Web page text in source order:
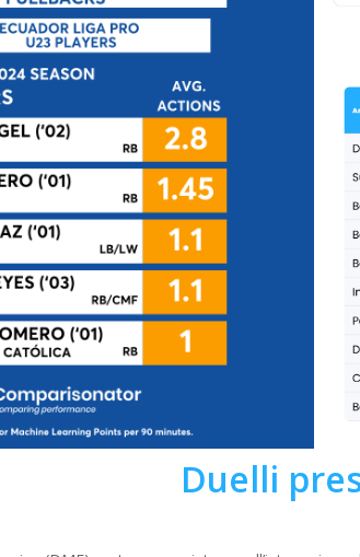
Duelli